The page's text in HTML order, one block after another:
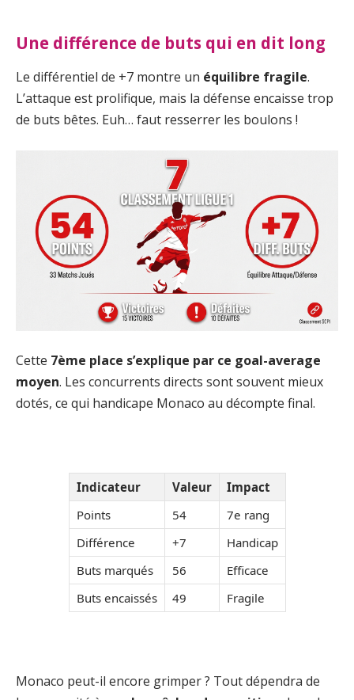
Une différence de buts qui en dit long
Le différentiel de +7 montre un équilibre fragile.
L’attaque est prolifique, mais la défense encaisse trop
de buts bêtes. Euh… faut resserrer les boulons !
Cette 7ème place s’explique par ce goal-average
moyen. Les concurrents directs sont souvent mieux
dotés, ce qui handicape Monaco au décompte final.
Indicateur Valeur
Impact
Points
54
7e rang
Différence
+7
Handicap
Buts marqués
56
Efficace
Buts encaissés
49 Fragile
Monaco peut-il encore grimper ? Tout dépendra de